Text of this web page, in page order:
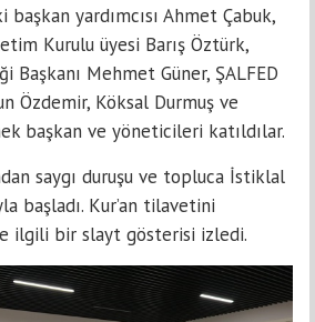
yardımcısı Ahmet Çabuk,
Kurulu üyesi Barış Öztürk,
Başkanı Mehmet Güner, ŞALFED
Özdemir, Köksal Durmuş ve
başkan ve yöneticileri katıldılar.
saygı duruşu ve topluca İstiklal
başladı. Kur’an tilavetini
ilgili bir slayt gösterisi izledi.